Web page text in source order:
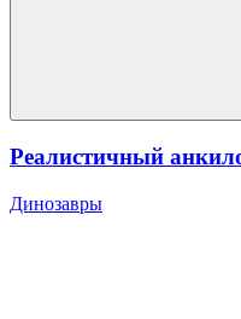
Реалистичный
Динозавры